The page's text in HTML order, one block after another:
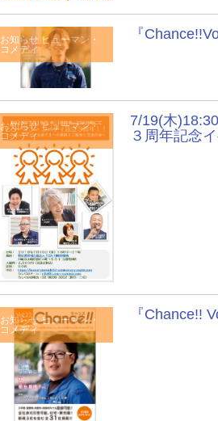
お知らせ ヒューマン・
コメディ
『
お知らせ ヒューマン・
コメディ
7/19(木
３周年記念
お知らせ ヒューマン・
コメディ
『Chance!!